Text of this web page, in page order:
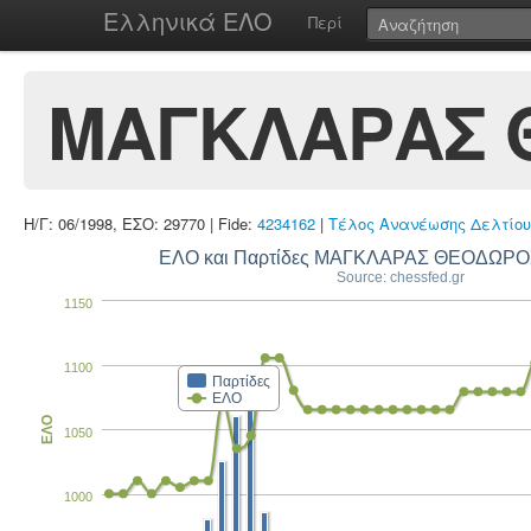
Ελληνικά ΕΛΟ Περί
ΜΑΓΚΛΑΡΑΣ
Η/Γ: 06/1998, ΕΣΟ: 29770 | Fide: 4234162 | Τέλος Ανανέωσης Δελτίου
ΕΛΟ και Παρτίδες ΜΑΓΚΛΑΡΑΣ
Source: chessfed.gr
Παρτίδες
ΕΛΟ
1000
1050
1100
1150
ΕΛΟ